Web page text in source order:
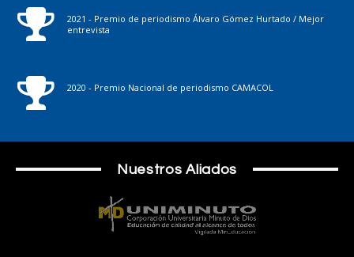
2021 - Premio de periodismo Álvaro Gómez Hurtado / Mejor
entrevista
2020 - Premio Nacional de periodismo CAMACOL
Nuestros Aliados